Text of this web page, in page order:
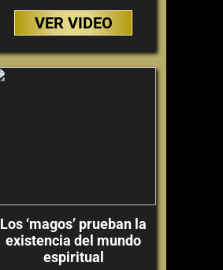
VER VIDEO
Los ‘magos’ prueban la
existencia del mundo
espiritual